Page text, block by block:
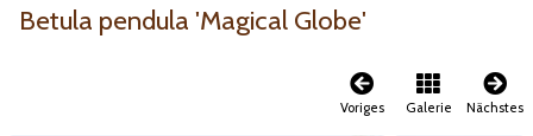
Betula pendula 'Magical Globe'
Voriges Galerie Nächstes